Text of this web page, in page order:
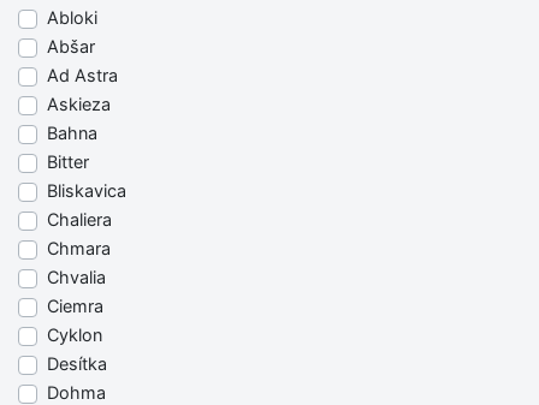
Abloki
Abšar
Ad Astra
Askieza
Bahna
Bitter
Bliskavica
Chaliera
Chmara
Chvalia
Ciemra
Cyklon
Desítka
Dohma